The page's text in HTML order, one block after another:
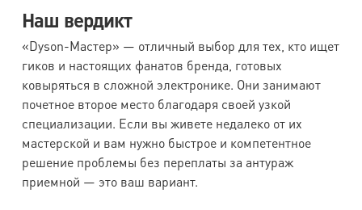
Наш вердикт
«Dyson-Мастер» — отличный выбор для тех, кто ищет
гиков и настоящих фанатов бренда, готовых
ковыряться в сложной электронике. Они занимают
почетное второе место благодаря своей узкой
специализации. Если вы живете недалеко от их
мастерской и вам нужно быстрое и компетентное
решение проблемы без переплаты за антураж
приемной — это ваш вариант.